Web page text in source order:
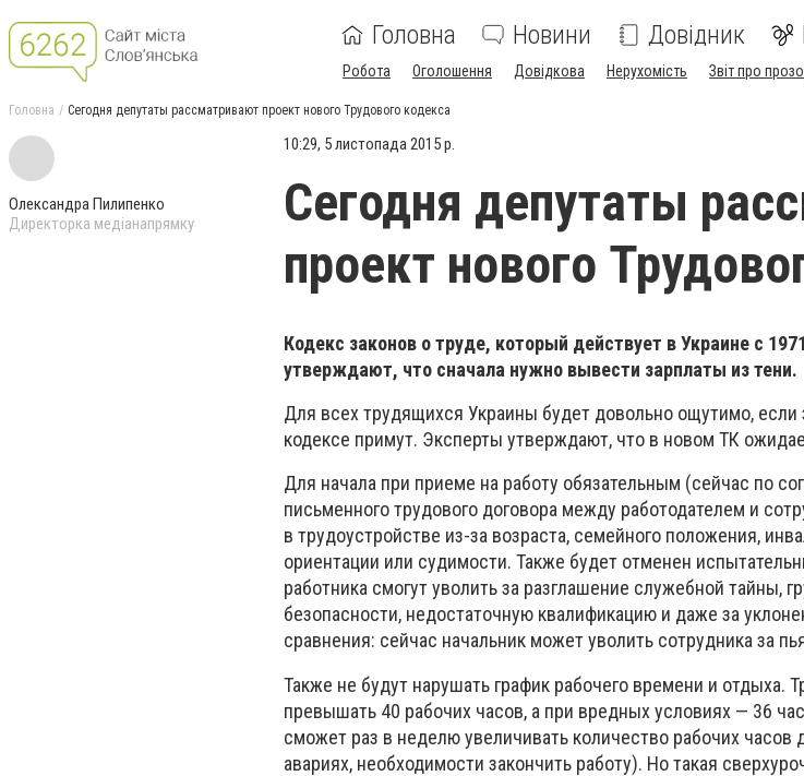
Головна Новини Довідник
Робота Оголошення Довідкова Нерухомість Звіт про
Головна Сегодня депутаты рассматривают проект нового Трудового кодекса
Олександра Пилипенко
Директорка медіанапрямку
10:29, 5 листопада 2015 р.
Сегодня депутаты
проект нового
Кодекс законов о труде, который действует в Украине с
утверждают, что сначала нужно вывести зарплаты из тени.
Для всех трудящихся Украины будет довольно ощутимо, если
кодексе примут. Эксперты утверждают, что в новом ТК
Для начала при приеме на работу обязательным (сейчас по
письменного трудового договора между работодателем и
в трудоустройстве из-за возраста, семейного положения,
ориентации или судимости. Также будет отменен
работника смогут уволить за разглашение служебной тайны,
безопасности, недостаточную квалификацию и даже за
сравнения: сейчас начальник может уволить сотрудника за
Также не будут нарушать график рабочего времени и отдыха.
превышать 40 рабочих часов, а при вредных условиях — 36
сможет раз в неделю увеличивать количество рабочих часов
авариях, необходимости закончить работу). Но такая